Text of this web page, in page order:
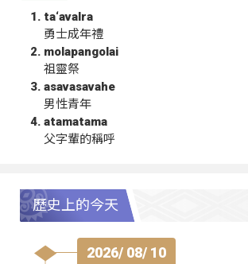
ta‘avalra
勇士成年禮
molapangolai
祖靈祭
asavasavahe
男性青年
atamatama
父字輩的稱呼
歷史上的今天
2026/ 08/ 10